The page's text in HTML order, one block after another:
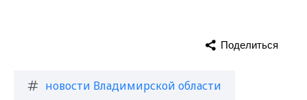
новости Владимирской области
Поделиться